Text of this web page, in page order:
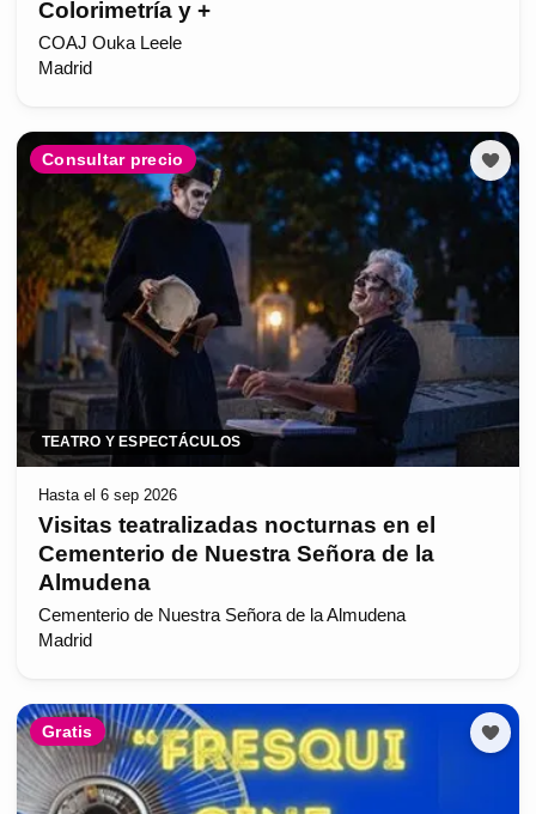
Colorimetría y +
COAJ Ouka Leele
Madrid
Consultar precio
TEATRO Y ESPECTÁCULOS
Hasta el 6 sep 2026
Visitas teatralizadas nocturnas en el
Cementerio de Nuestra Señora de la
Almudena
Cementerio de Nuestra Señora de la Almudena
Madrid
Gratis